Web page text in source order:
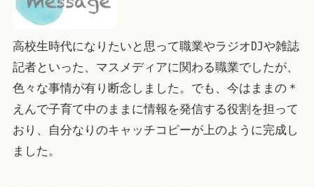
高校生時代になりたいと思って職業やラジオDJや雑誌
記者といった、マスメディアに関わる職業でしたが、
色々な事情が有り断念しました。でも、今はままの＊
えんで子育て中のままに情報を発信する役割を担って
おり、自分なりのキャッチコピーが上のように完成し
ました。